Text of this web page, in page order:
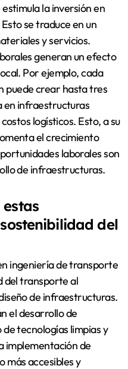
la inversión en
se traduce en un
y servicios.
generan un efecto
Por ejemplo, cada
puede crear hasta tres
en infraestructuras
logísticos. Esto, a su
el crecimiento
laborales son
de infraestructuras.
del
ingeniería de transporte
del transporte al
de infraestructuras.
el desarrollo de
tecnologías limpias y
implementación de
más accesibles y